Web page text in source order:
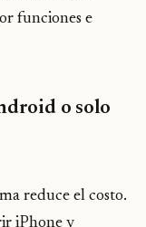
funciones e
o solo
reduce el costo.
iPhone y